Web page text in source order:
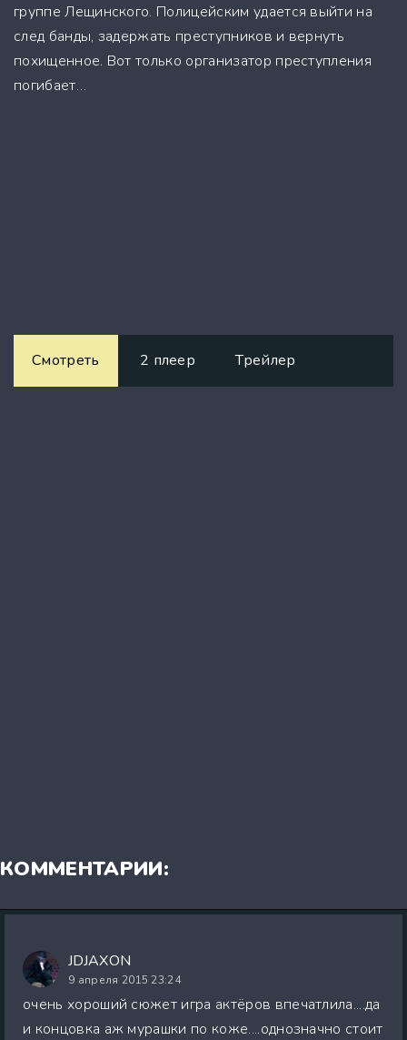
группе Лещинского. Полицейским удается выйти на
след банды, задержать преступников и вернуть
похищенное. Вот только организатор преступления
погибает…
Смотреть 2 плеер Трейлер
КОММЕНТАРИИ:
JDJAXON
9 апреля 2015 23:24
очень хороший сюжет игра актёров впечатлила....да
и концовка аж мурашки по коже....однозначно стоит